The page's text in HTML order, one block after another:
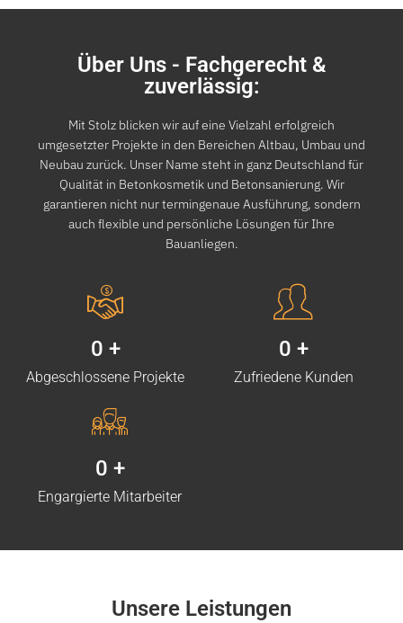
Über Uns - Fachgerecht &
zuverlässig:
Mit Stolz blicken wir auf eine Vielzahl erfolgreich
umgesetzter Projekte in den Bereichen Altbau, Umbau und
Neubau zurück. Unser Name steht in ganz Deutschland für
Qualität in Betonkosmetik und Betonsanierung. Wir
garantieren nicht nur termingenaue Ausführung, sondern
auch flexible und persönliche Lösungen für Ihre
Bauanliegen.
0 +
Abgeschlossene Projekte
0 +
Zufriedene Kunden
0 +
Engargierte Mitarbeiter
Unsere Leistungen